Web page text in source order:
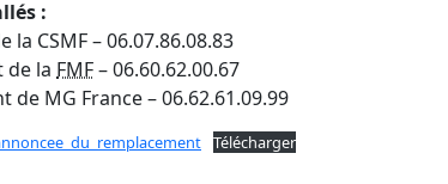
:
la CSMF – 06.07.86.08.83
de la FMF– 06.60.62.00.67
de MG France – 06.62.61.09.99
Télécharger